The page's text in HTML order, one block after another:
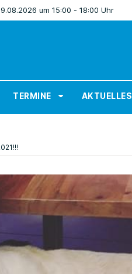
um 15:00 - 18:00 Uhr
TERMINE